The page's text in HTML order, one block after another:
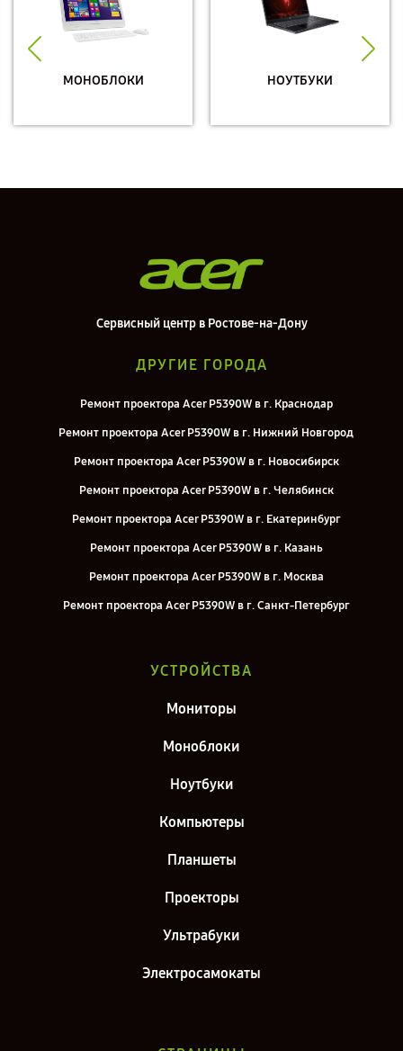
МОНОБЛОКИ НОУТБУКИ
Сервисный центр в Ростове-на-Дону
ДРУГИЕ ГОРОДА
Ремонт проектора Acer P5390W в г. Краснодар
Ремонт проектора Acer P5390W в г. Нижний Новгород
Ремонт проектора Acer P5390W в г. Новосибирск
Ремонт проектора Acer P5390W в г. Челябинск
Ремонт проектора Acer P5390W в г. Екатеринбург
Ремонт проектора Acer P5390W в г. Казань
Ремонт проектора Acer P5390W в г. Москва
Ремонт проектора Acer P5390W в г. Санкт-Петербург
УСТРОЙСТВА
Мониторы
Моноблоки
Ноутбуки
Компьютеры
Планшеты
Проекторы
Ультрабуки
Электросамокаты